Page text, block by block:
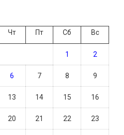
Чт Пт Сб Вс
1 2
6 7 8 9
13 14 15 16
20 21 22 23